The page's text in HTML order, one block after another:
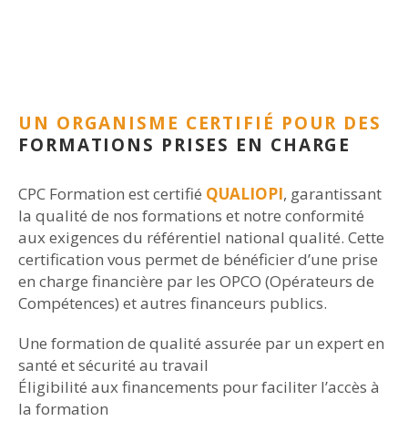
UN ORGANISME CERTIFIÉ POUR DES
FORMATIONS PRISES EN CHARGE
CPC Formation est certifié QUALIOPI, garantissant
la qualité de nos formations et notre conformité
aux exigences du référentiel national qualité. Cette
certification vous permet de bénéficier d’une prise
en charge financière par les OPCO (Opérateurs de
Compétences) et autres financeurs publics.
Une formation de qualité assurée par un expert en
santé et sécurité au travail
Éligibilité aux financements pour faciliter l’accès à
la formation